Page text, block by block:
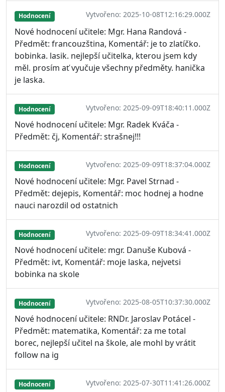
Hodnocení Vytvořeno: 2025-10-08T12:16:29.000Z
Nové hodnocení učitele: Mgr. Hana Randová -
Předmět: francouzština, Komentář: je to zlatíčko.
bobinka. lasik. nejlepší učitelka, kterou jsem kdy
měl. prosím ať vyučuje všechny předměty. hanička
je laska.
Hodnocení Vytvořeno: 2025-09-09T18:40:11.000Z
Nové hodnocení učitele: Mgr. Radek Kváča -
Předmět: čj, Komentář: strašnej!!!
Hodnocení Vytvořeno: 2025-09-09T18:37:04.000Z
Nové hodnocení učitele: Mgr. Pavel Strnad -
Předmět: dejepis, Komentář: moc hodnej a hodne
nauci narozdil od ostatnich
Hodnocení Vytvořeno: 2025-09-09T18:34:41.000Z
Nové hodnocení učitele: mgr. Danuše Kubová -
Předmět: ivt, Komentář: moje laska, nejvetsi
bobinka na skole
Hodnocení Vytvořeno: 2025-08-05T10:37:30.000Z
Nové hodnocení učitele: RNDr. Jaroslav Potácel -
Předmět: matematika, Komentář: za me total
borec, nejlepší učitel na škole, ale mohl by vrátit
follow na ig
Hodnocení Vytvořeno: 2025-07-30T11:41:26.000Z